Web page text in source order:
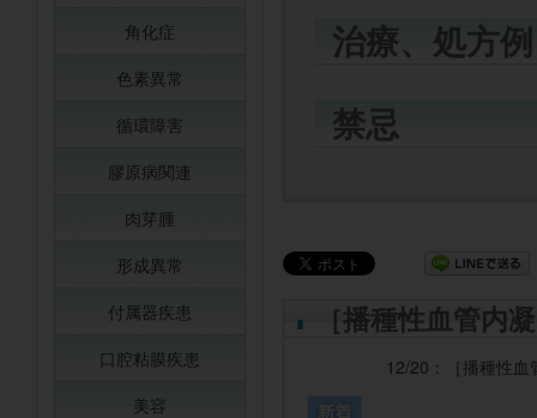
治療、処方例
禁忌
［播種性血管内
12/20： ［播種性
角化症
色素異常
循環障害
膠原病関連
肉芽腫
形成異常
付属器疾患
口腔粘膜疾患
美容